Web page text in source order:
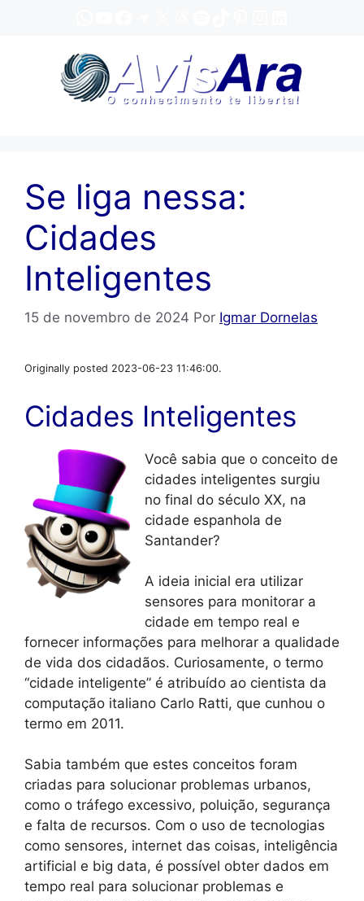
Se liga nessa:
Cidades
Inteligentes
15 de novembro de 2024 Por Igmar Dornelas
Originally posted 2023-06-23 11:46:00.
Cidades Inteligentes
Você sabia que o conceito de
cidades inteligentes surgiu
no final do século XX, na
cidade espanhola de
Santander?
A ideia inicial era utilizar
sensores para monitorar a
cidade em tempo real e
fornecer informações para melhorar a qualidade
de vida dos cidadãos. Curiosamente, o termo
“cidade inteligente” é atribuído ao cientista da
computação italiano Carlo Ratti, que cunhou o
termo em 2011.
Sabia também que estes conceitos foram
criadas para solucionar problemas urbanos,
como o tráfego excessivo, poluição, segurança
e falta de recursos. Com o uso de tecnologias
como sensores, internet das coisas, inteligência
artificial e big data, é possível obter dados em
tempo real para solucionar problemas e